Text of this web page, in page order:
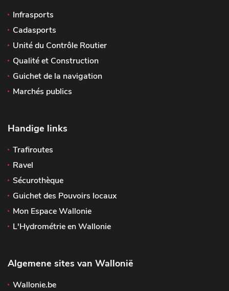
Infrasports
Cadasports
Unité du Contrôle Routier
Qualité et Construction
Guichet de la navigation
Marchés publics
Handige links
Trafiroutes
Ravel
Sécurothèque
Guichet des Pouvoirs locaux
Mon Espace Wallonie
L'Hydrométrie en Wallonie
Algemene sites van Wallonië
Wallonie.be